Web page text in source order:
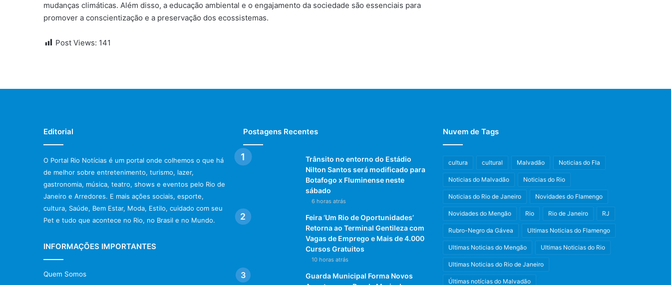
mudanças climáticas. Além disso, a educação ambiental e o engajamento da sociedade são essenciais para
promover a conscientização e a preservação dos ecossistemas.
Post Views: 141
Editorial
O Portal Rio Notícias é um portal onde colhemos o que há
de melhor sobre entretenimento, turismo, lazer,
gastronomia, música, teatro, shows e eventos pelo Rio de
Janeiro e Arredores. E mais ações sociais, esporte,
cultura, Saúde, Bem Estar, Moda, Estilo, cuidado com seu
Pet e tudo que acontece no Rio, no Brasil e no Mundo.
INFORMAÇÕES IMPORTANTES
Quem Somos
Postagens Recentes
Trânsito no entorno do Estádio
Nilton Santos será modificado para
Botafogo x Fluminense neste
sábado
6 horas atrás
Feira ‘Um Rio de Oportunidades’
Retorna ao Terminal Gentileza com
Vagas de Emprego e Mais de 4.000
Cursos Gratuitos
10 horas atrás
Guarda Municipal Forma Novos
Nuvem de Tags
cultura cultural Malvadão Noticias do Fla
Noticias do Malvadão Noticias do Rio
Noticias do Rio de Janeiro Novidades do Flamengo
Novidades do Mengão Rio Rio de Janeiro RJ
Rubro-Negro da Gávea Ultimas Noticias do Flamengo
Ultimas Noticias do Mengão Ultimas Noticias do Rio
Ultimas Noticias do Rio de Janeiro
Últimas notícias do Malvadão